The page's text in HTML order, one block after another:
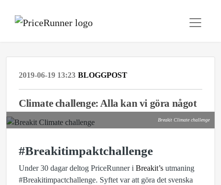
2019-06-19 13:23 BLOGGPOST
Climate challenge: Alla kan vi göra något
Breakit Climate challenge
#Breakitimpaktchallenge
Under 30 dagar deltog PriceRunner i Breakit’s utmaning
#Breakitimpactchallenge. Syftet var att göra det svenska